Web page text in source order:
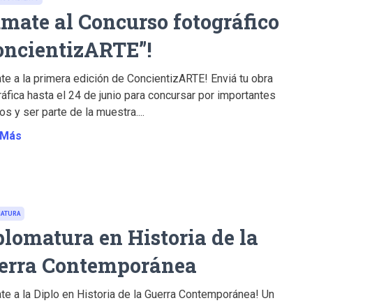
al Concurso fotográfico
a la primera edición de ConcientizARTE! Enviá tu obra
hasta el 24 de junio para concursar por importantes
y ser parte de la muestra....
en Historia de la
Contemporánea
a la Diplo en Historia de la Guerra Contemporánea! Un